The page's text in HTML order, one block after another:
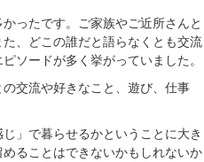
ったです。ご家族やご近所さんと
、どこの誰だと語らなくとも交流
ソードが多く挙がっていました。
交流や好きなこと、遊び、仕事
」で暮らせるかということに大き
ることはできないかもしれないか